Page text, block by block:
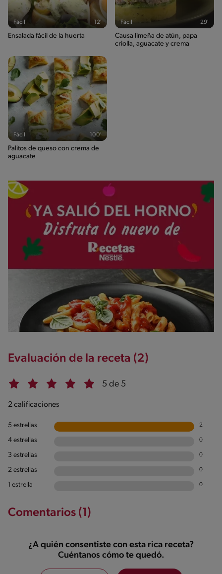
Fácil 12'
Ensalada fácil de la huerta
Fácil 29'
Causa limeña de atún, papa
criolla, aguacate y crema
Fácil 100'
Palitos de queso con crema de
aguacate
Evaluación de la receta (2)
5 de 5
2 calificaciones
5 estrellas 2
4 estrellas 0
3 estrellas 0
2 estrellas 0
1 estrella 0
Comentarios (1)
¿A quién consentiste con esta rica receta?
Cuéntanos cómo te quedó.